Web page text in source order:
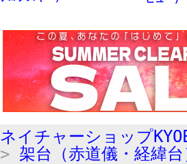
ネイチャーショップ
> 架台（赤道儀・経緯